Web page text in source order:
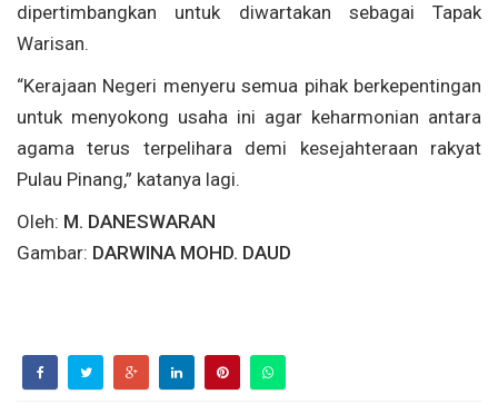
dipertimbangkan untuk diwartakan sebagai Tapak
Warisan.
“Kerajaan Negeri menyeru semua pihak berkepentingan
untuk menyokong usaha ini agar keharmonian antara
agama terus terpelihara demi kesejahteraan rakyat
Pulau Pinang,” katanya lagi.
Oleh: M. DANESWARAN
Gambar: DARWINA MOHD. DAUD